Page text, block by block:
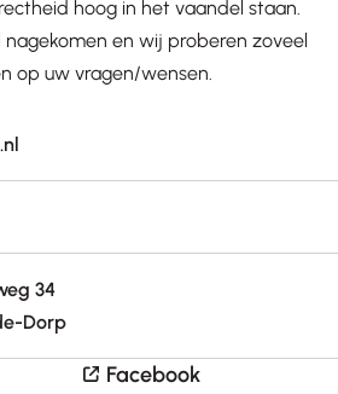
hoog in het vaandel staan.
en wij proberen zoveel
op uw vragen/wensen.
34
Dorp
Facebook